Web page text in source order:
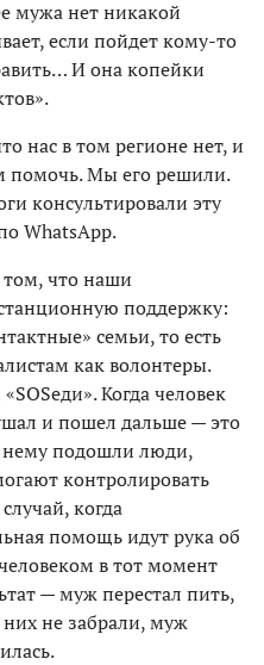
мужа нет никакой
если пойдет кому-то
И она копейки
нас в том регионе нет, и
помочь. Мы его решили.
консультировали эту
WhatsApp.
том, что наши
поддержку:
семьи, то есть
как волонтеры.
Когда человек
и пошел дальше — это
нему подошли люди,
контролировать
когда
помощь идут рука об
в тот момент
— муж перестал пить,
них не забрали, муж